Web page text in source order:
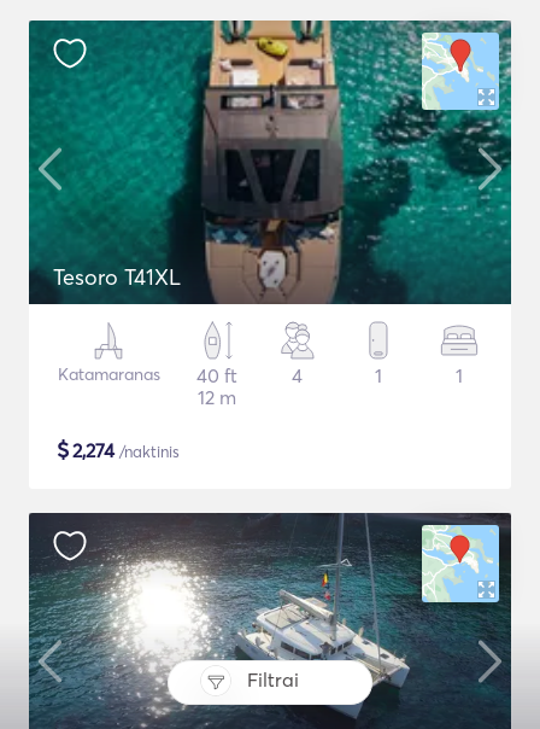
Filtrai
Tesoro T41XL
Katamaranas
40 ft
12 m
4 1 1
$2,274/naktinis